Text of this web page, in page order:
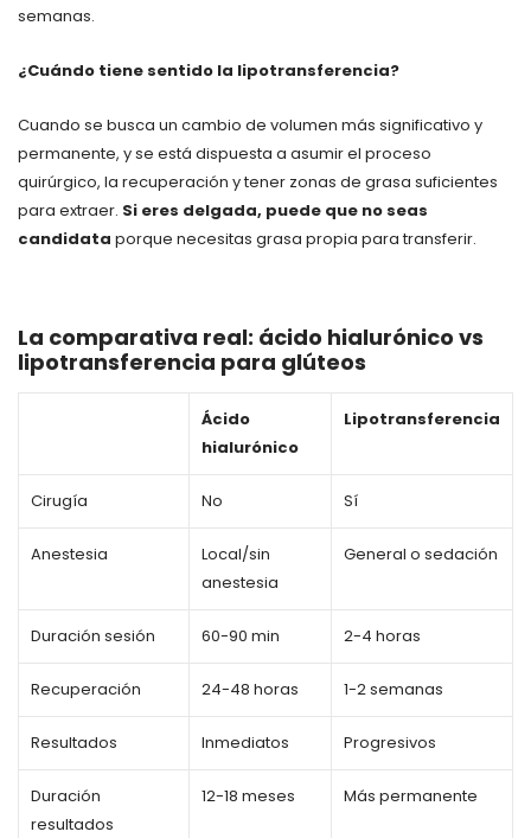
semanas.
¿Cuándo tiene sentido la lipotransferencia?
Cuando se busca un cambio de volumen más significativo y
permanente, y se está dispuesta a asumir el proceso
quirúrgico, la recuperación y tener zonas de grasa suficientes
para extraer. Si eres delgada, puede que no seas
candidata porque necesitas grasa propia para transferir.
La comparativa real: ácido hialurónico vs
lipotransferencia para glúteos
Ácido
hialurónico
Lipotransferencia
Cirugía No Sí
Anestesia
Local/sin
anestesia
General o sedación
Duración sesión 60-90 min 2-4 horas
Recuperación 24-48 horas 1-2 semanas
Resultados Inmediatos Progresivos
Duración
resultados
12-18 meses Más permanente